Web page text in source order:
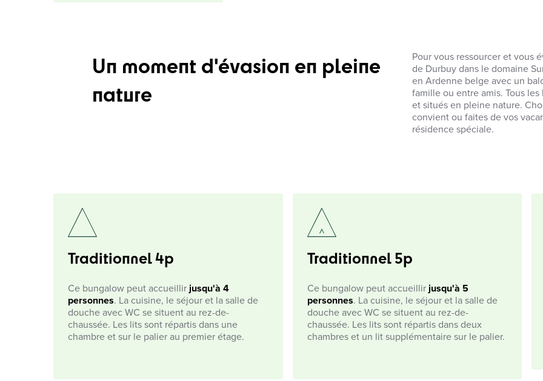
Un moment d'évasion en pleine
nature
Pour vous ressourcer et vous
de Durbuy dans le domaine
en Ardenne belge avec un
famille ou entre amis. Tous
et situés en pleine nature.
convient ou faites de vos
résidence spéciale.
Traditionnel 4p
Ce bungalow peut accueillir jusqu'à 4
personnes. La cuisine, le séjour et la salle de
douche avec WC se situent au rez-de-
chaussée. Les lits sont répartis dans une
chambre et sur le palier au premier étage.
Traditionnel 5p
Ce bungalow peut accueillir jusqu'à 5
personnes. La cuisine, le séjour et la salle de
douche avec WC se situent au rez-de-
chaussée. Les lits sont répartis dans deux
chambres et un lit supplémentaire sur le palier.